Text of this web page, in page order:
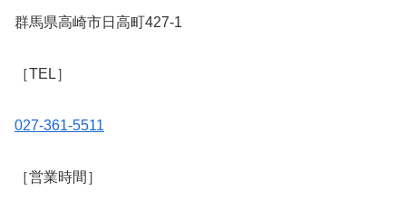
群馬県高崎市日高町427-1
［TEL］
027-361-5511
［営業時間］